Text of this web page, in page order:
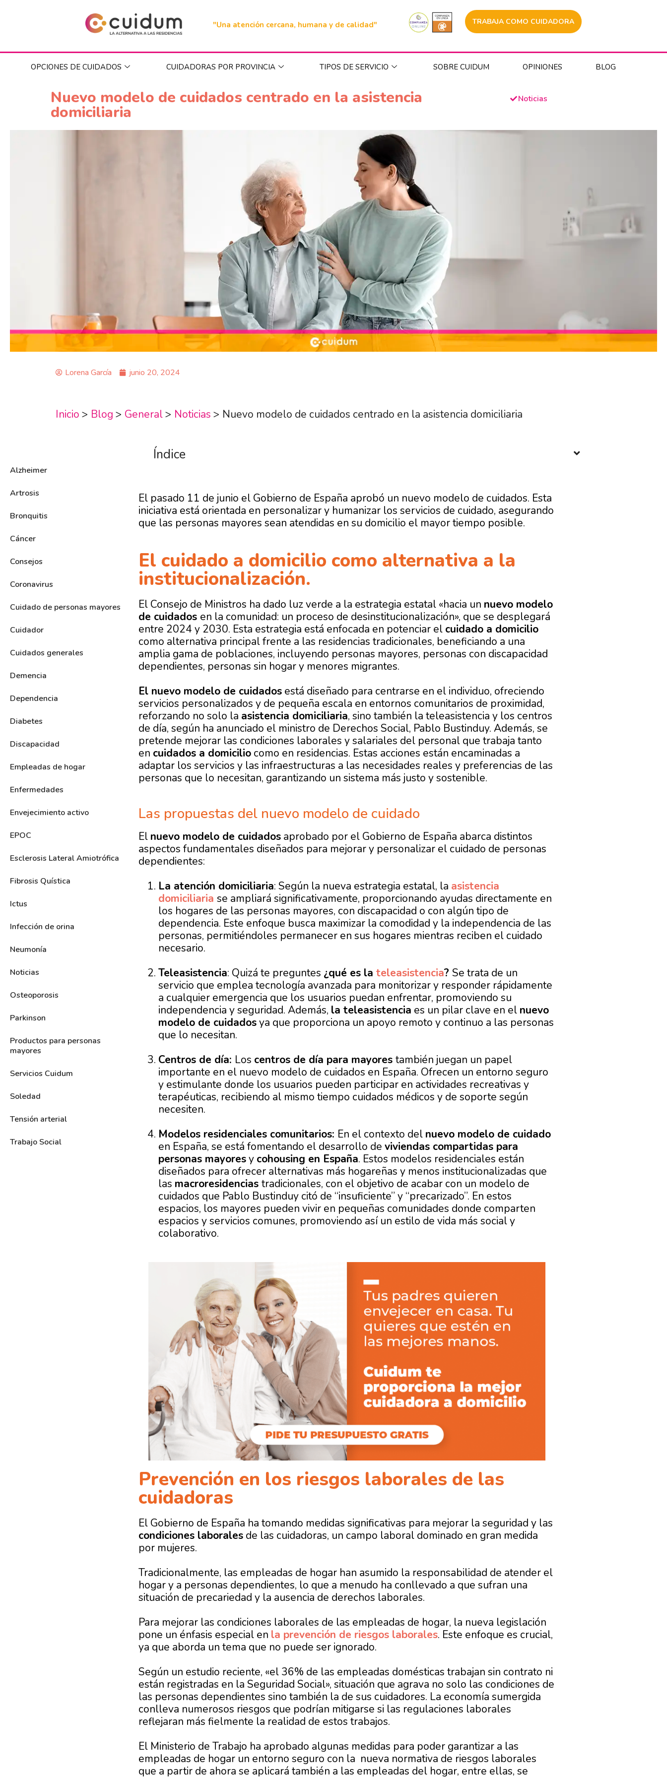
"Una atención cercana, humana y de calidad" TRABAJA COMO CUIDADORA
OPCIONES DE CUIDADOS CUIDADORAS POR PROVINCIA TIPOS DE SERVICIO SOBRE CUIDUM OPINIONES BLOG
Nuevo modelo de cuidados centrado en la asistencia
domiciliaria
Noticias
Lorena García junio 20, 2024
Inicio > Blog > General> Noticias > Nuevo modelo de cuidados centrado en la asistencia domiciliaria
Alzheimer
Artrosis
Bronquitis
Cáncer
Consejos
Coronavirus
Cuidado de personas mayores
Cuidador
Cuidados generales
Demencia
Dependencia
Diabetes
Discapacidad
Empleadas de hogar
Enfermedades
Envejecimiento activo
EPOC
Esclerosis Lateral Amiotrófica
Fibrosis Quística
Ictus
Infección de orina
Neumonía
Noticias
Osteoporosis
Parkinson
Productos para personas
mayores
Servicios Cuidum
Soledad
Tensión arterial
Trabajo Social
Índice
El pasado 11 de junio el Gobierno de España aprobó un nuevo modelo de cuidados. Esta
iniciativa está orientada en personalizar y humanizar los servicios de cuidado, asegurando
que las personas mayores sean atendidas en su domicilio el mayor tiempo posible.
El cuidado a domicilio como alternativa a la
institucionalización.
El Consejo de Ministros ha dado luz verde a la estrategia estatal «hacia un nuevo modelo
de cuidados en la comunidad: un proceso de desinstitucionalización», que se desplegará
entre 2024 y 2030. Esta estrategia está enfocada en potenciar el cuidado a domicilio
como alternativa principal frente a las residencias tradicionales, beneficiando a una
amplia gama de poblaciones, incluyendo personas mayores, personas con discapacidad
dependientes, personas sin hogar y menores migrantes.
El nuevo modelo de cuidadosestá diseñado para centrarse en el individuo, ofreciendo
servicios personalizados y de pequeña escala en entornos comunitarios de proximidad,
reforzando no solo la asistencia domiciliaria, sino también la teleasistencia y los centros
de día, según ha anunciado el ministro de Derechos Social, Pablo Bustinduy. Además, se
pretende mejorar las condiciones laborales y salariales del personal que trabaja tanto
en cuidados a domiciliocomo en residencias. Estas acciones están encaminadas a
adaptar los servicios y las infraestructuras a las necesidades reales y preferencias de las
personas que lo necesitan, garantizando un sistema más justo y sostenible.
Las propuestas del nuevo modelo de cuidado
El nuevo modelo de cuidadosaprobado por el Gobierno de España abarca distintos
aspectos fundamentales diseñados para mejorar y personalizar el cuidado de personas
dependientes:
La atención domiciliaria: Según la nueva estrategia estatal, la asistencia
domiciliaria se ampliará significativamente, proporcionando ayudas directamente en
los hogares de las personas mayores, con discapacidad o con algún tipo de
dependencia. Este enfoque busca maximizar la comodidad y la independencia de las
personas, permitiéndoles permanecer en sus hogares mientras reciben el cuidado
necesario.
Teleasistencia: Quizá te preguntes ¿qué es la teleasistencia? Se trata de un
servicio que emplea tecnología avanzada para monitorizar y responder rápidamente
a cualquier emergencia que los usuarios puedan enfrentar, promoviendo su
independencia y seguridad. Además, la teleasistencia es un pilar clave en el nuevo
modelo de cuidadosya que proporciona un apoyo remoto y continuo a las personas
que lo necesitan.
Centros de día: Los centros de día para mayores también juegan un papel
importante en el nuevo modelo de cuidados en España. Ofrecen un entorno seguro
y estimulante donde los usuarios pueden participar en actividades recreativas y
terapéuticas, recibiendo al mismo tiempo cuidados médicos y de soporte según
necesiten.
Modelos residenciales comunitarios: En el contexto del nuevo modelo de cuidado
en España, se está fomentando el desarrollo de viviendas compartidas para
personas mayoresy cohousing en España. Estos modelos residenciales están
diseñados para ofrecer alternativas más hogareñas y menos institucionalizadas que
las macroresidencias tradicionales, con el objetivo de acabar con un modelo de
cuidados que Pablo Bustinduy citó de “insuficiente” y “precarizado”. En estos
espacios, los mayores pueden vivir en pequeñas comunidades donde comparten
espacios y servicios comunes, promoviendo así un estilo de vida más social y
colaborativo.
Prevención en los riesgos laborales de las
cuidadoras
El Gobierno de España ha tomando medidas significativas para mejorar la seguridad y las
condiciones laboralesde las cuidadoras, un campo laboral dominado en gran medida
por mujeres.
Tradicionalmente, las empleadas de hogar han asumido la responsabilidad de atender el
hogar y a personas dependientes, lo que a menudo ha conllevado a que sufran una
situación de precariedad y la ausencia de derechos laborales.
Para mejorar las condiciones laborales de las empleadas de hogar, la nueva legislación
pone un énfasis especial en la prevención de riesgos laborales. Este enfoque es crucial,
ya que aborda un tema que no puede ser ignorado.
Según un estudio reciente, «el 36% de las empleadas domésticas trabajan sin contrato ni
están registradas en la Seguridad Social», situación que agrava no solo las condiciones de
las personas dependientes sino también la de sus cuidadores. La economía sumergida
conlleva numerosos riesgos que podrían mitigarse si las regulaciones laborales
reflejaran más fielmente la realidad de estos trabajos.
El Ministerio de Trabajo ha aprobado algunas medidas para poder garantizar a las
empleadas de hogar un entorno seguro con la nueva normativa de riesgos laborales
que a partir de ahora se aplicará también a las empleadas del hogar, entre ellas, se